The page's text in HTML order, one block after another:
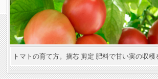
トマトの育て方。摘芯 剪定 肥料で甘い実の収穫